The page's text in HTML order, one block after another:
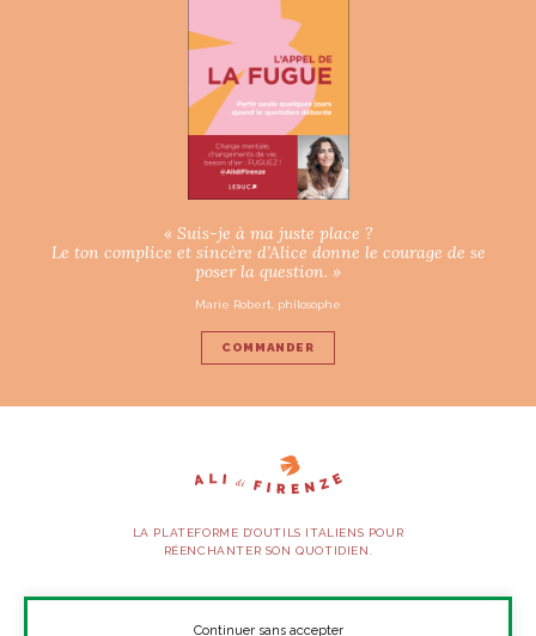
« Suis-je à ma juste place ?
Le ton complice et sincère d’Alice donne le courage de se
poser la question. »
Marie Robert, philosophe
COMMANDER
LA PLATEFORME D’OUTILS ITALIENS POUR
RÉENCHANTER SON QUOTIDIEN.
SUIVEZ-NOUS
Continuer sans accepter